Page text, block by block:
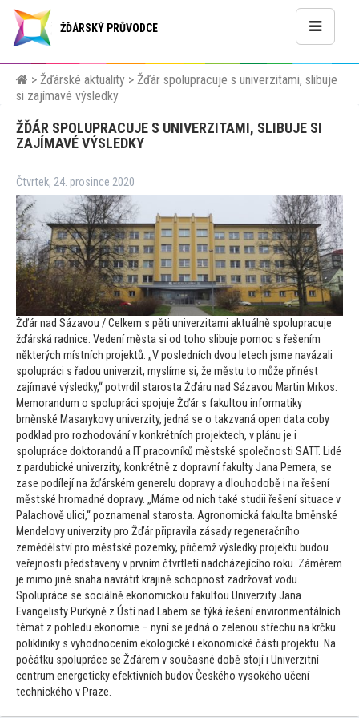
ŽĎÁRSKÝ PRŮVODCE
> Žďárské aktuality > Žďár spolupracuje s univerzitami, slibuje
si zajímavé výsledky
ŽĎÁR SPOLUPRACUJE S UNIVERZITAMI, SLIBUJE SI
ZAJÍMAVÉ VÝSLEDKY
Čtvrtek, 24. prosince 2020
Žďár nad Sázavou / Celkem s pěti univerzitami aktuálně spolupracuje
žďárská radnice. Vedení města si od toho slibuje pomoc s řešením
některých místních projektů. „V posledních dvou letech jsme navázali
spolupráci s řadou univerzit, myslíme si, že městu to může přinést
zajímavé výsledky,“ potvrdil starosta Žďáru nad Sázavou Martin Mrkos.
Memorandum o spolupráci spojuje Žďár s fakul tou informatiky
brněnské Masarykovy univerzity, jedná se o takzvaná open data coby
podklad pro rozhodování v konkrétních projektech, v plánu je i
spolupráce doktorandů a IT pracovníků městské společnosti SATT. Lidé
z pardubické univerzity, konkrétně z dopravní fakulty Jana Pernera, se
zase podílejí na žďárském generelu dopravy a dlouhodobě i na řešení
městské hromadné dopravy. „Máme od nich také studii řešení situace v
Palachově ulici,“ poznamenal starosta. Agronomická fakulta brněnské
Mendelovy univerzity pro Žďár připravila zásady regeneračního
zemědělství pro městské pozemky, přičemž výsledky projektu budou
veřejnosti představeny v prvním čtvrtletí nadcházejícího roku. Záměrem
je mimo jiné snaha navrátit krajině schopnost zadržovat vodu.
Spolupráce se sociálně ekonomickou fakul tou Univerzity Jana
Evangelisty Purkyně z Ústí nad Labem se týká řešení environmentálních
témat z pohledu ekonomie – nyní se jedná o zelenou střechu na krčku
polikliniky s vyhodnocením ekologické i ekonomické části projektu. Na
počátku spolupráce se Žďárem v současné době stojí i Univerzitní
centrum energeticky efektivních budov Českého vysokého učení
technického v Praze.